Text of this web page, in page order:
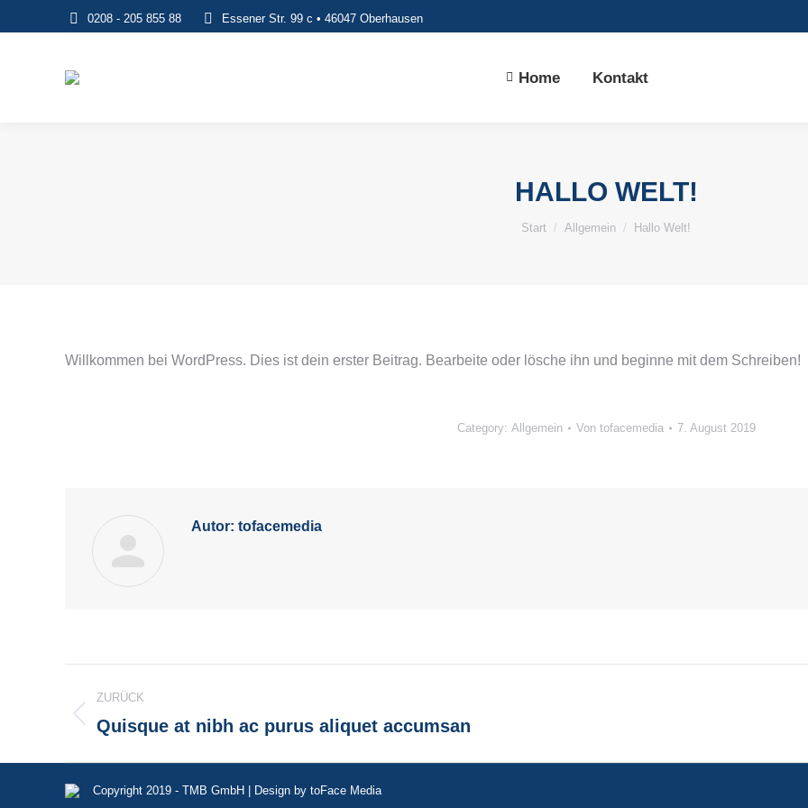
0208 - 205 855 88 Essener Str. 99 c • 46047 Oberhausen
Home Kontakt
HALLO WELT!
Sie befinden sich hier:
Start Allgemein Hallo Welt!
Willkommen bei WordPress. Dies ist dein erster Beitrag. Bearbeite oder lösche ihn und beginne mit dem Schreiben!
Category: Allgemein Von tofacemedia 7. August 2019
Autor: tofacemedia
Kommentarnavigation
ZURÜCK
Vorheriger
Quisque at nibh ac purus aliquet accumsan
Copyright 2019 - TMB GmbH | Design by toFace Media